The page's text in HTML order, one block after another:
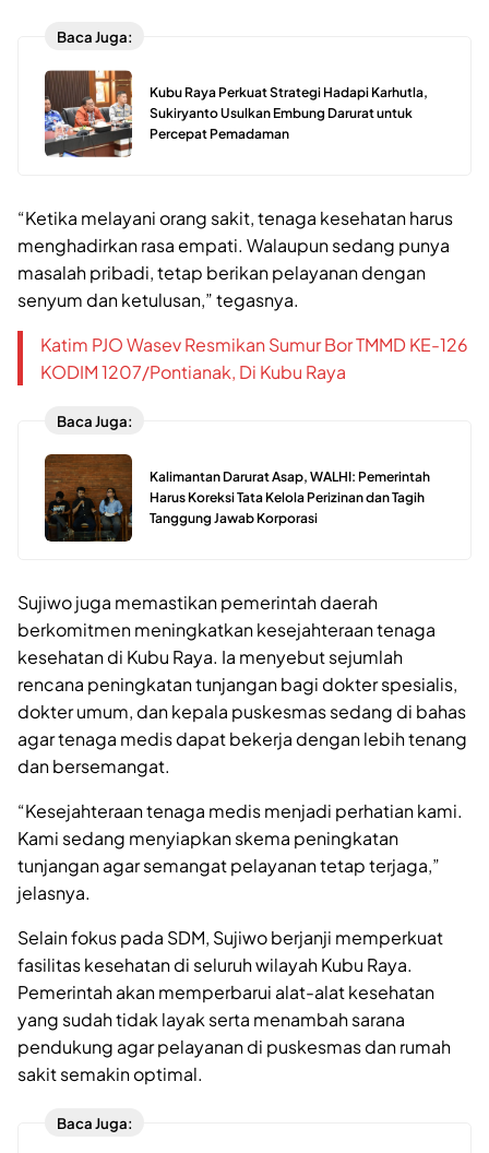
Baca Juga:
Kubu Raya Perkuat Strategi Hadapi Karhutla,
Sukiryanto Usulkan Embung Darurat untuk
Percepat Pemadaman
“Ketika melayani orang sakit, tenaga kesehatan harus
menghadirkan rasa empati. Walaupun sedang punya
masalah pribadi, tetap berikan pelayanan dengan
senyum dan ketulusan,” tegasnya.
Katim PJO Wasev Resmikan Sumur Bor TMMD KE-126
KODIM 1207/Pontianak, Di Kubu Raya
Baca Juga:
Kalimantan Darurat Asap, WALHI: Pemerintah
Harus Koreksi Tata Kelola Perizinan dan Tagih
Tanggung Jawab Korporasi
Sujiwo juga memastikan pemerintah daerah
berkomitmen meningkatkan kesejahteraan tenaga
kesehatan di Kubu Raya. Ia menyebut sejumlah
rencana peningkatan tunjangan bagi dokter spesialis,
dokter umum, dan kepala puskesmas sedang di bahas
agar tenaga medis dapat bekerja dengan lebih tenang
dan bersemangat.
“Kesejahteraan tenaga medis menjadi perhatian kami.
Kami sedang menyiapkan skema peningkatan
tunjangan agar semangat pelayanan tetap terjaga,”
jelasnya.
Selain fokus pada SDM, Sujiwo berjanji memperkuat
fasilitas kesehatan di seluruh wilayah Kubu Raya.
Pemerintah akan memperbarui alat-alat kesehatan
yang sudah tidak layak serta menambah sarana
pendukung agar pelayanan di puskesmas dan rumah
sakit semakin optimal.
Baca Juga: